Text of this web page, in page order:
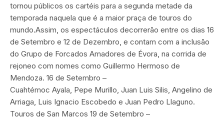
tornou públicos os cartéis para a segunda metade da
temporada naquela que é a maior praça de touros do
mundo.Assim, os espectáculos decorrerão entre os dias 16
de Setembro e 12 de Dezembro, e contam com a inclusão
do Grupo de Forcados Amadores de Évora, na corrida de
rejoneo com nomes como Guillermo Hermoso de
Mendoza. 16 de Setembro –
Cuahtémoc Ayala, Pepe Murillo, Juan Luis Silis, Angelino de
Arriaga, Luis Ignacio Escobedo e Juan Pedro Llaguno.
Touros de San Marcos 19 de Setembro –